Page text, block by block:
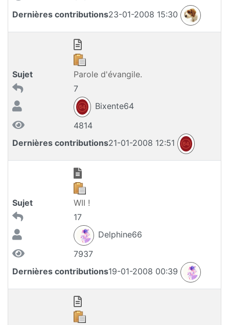
Dernières contributions23-01-2008 15:30
Sujet
Parole d'évangile.
7
Bixente64
4814
Dernières contributions21-01-2008 12:51
Sujet
WII !
17
Delphine66
7937
Dernières contributions19-01-2008 00:39